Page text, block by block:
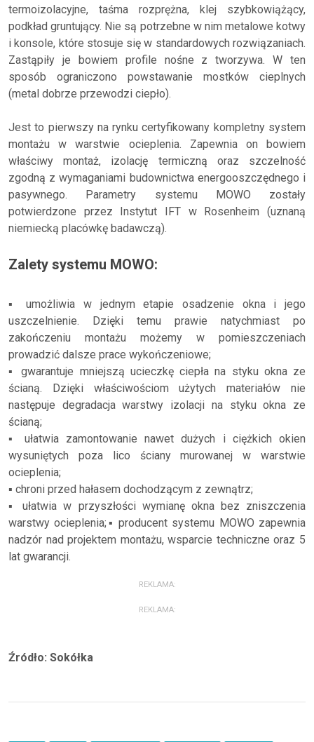
termoizolacyjne, taśma rozprężna, klej szybkowiążący,
podkład gruntujący. Nie są potrzebne w nim metalowe kotwy
i konsole, które stosuje się w standardowych rozwiązaniach.
Zastąpiły je bowiem profile nośne z tworzywa. W ten
sposób ograniczono powstawanie mostków cieplnych
(metal dobrze przewodzi ciepło).
Jest to pierwszy na rynku certyfikowany kompletny system
montażu w warstwie ocieplenia. Zapewnia on bowiem
właściwy montaż, izolację termiczną oraz szczelność
zgodną z wymaganiami budownictwa energooszczędnego i
pasywnego. Parametry systemu MOWO zostały
potwierdzone przez Instytut IFT w Rosenheim (uznaną
niemiecką placówkę badawczą).
Zalety systemu MOWO:
▪ umożliwia w jednym etapie osadzenie okna i jego
uszczelnienie. Dzięki temu prawie natychmiast po
zakończeniu montażu możemy w pomieszczeniach
prowadzić dalsze prace wykończeniowe;
▪ gwarantuje mniejszą ucieczkę ciepła na styku okna ze
ścianą. Dzięki właściwościom użytych materiałów nie
następuje degradacja warstwy izolacji na styku okna ze
ścianą;
▪ ułatwia zamontowanie nawet dużych i ciężkich okien
wysuniętych poza lico ściany murowanej w warstwie
ocieplenia;
▪ chroni przed hałasem dochodzącym z zewnątrz;
▪ ułatwia w przyszłości wymianę okna bez zniszczenia
warstwy ocieplenia;▪ producent systemu MOWO zapewnia
nadzór nad projektem montażu, wsparcie techniczne oraz 5
lat gwarancji.
REKLAMA:
REKLAMA:
Źródło: Sokółka